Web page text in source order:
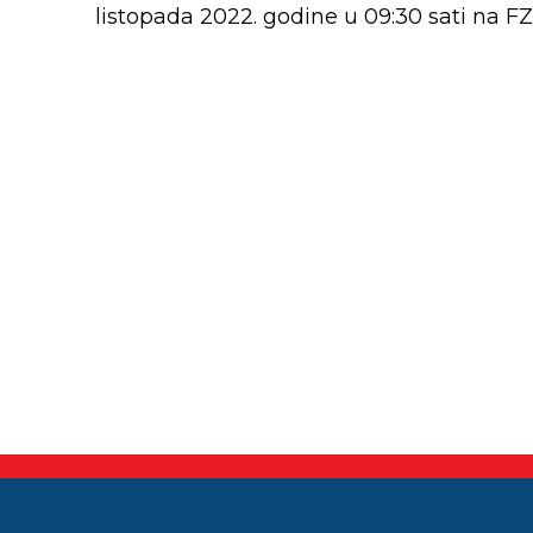
listopada 2022. godine u 09:30 sati na